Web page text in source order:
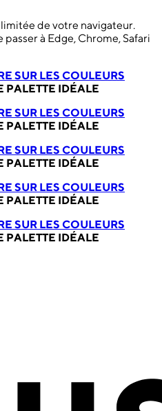
de votre navigateur.
à Edge, Chrome, Safari
SUR LES COULEURS
PALETTE IDÉALE
SUR LES COULEURS
PALETTE IDÉALE
SUR LES COULEURS
PALETTE IDÉALE
SUR LES COULEURS
PALETTE IDÉALE
SUR LES COULEURS
PALETTE IDÉALE